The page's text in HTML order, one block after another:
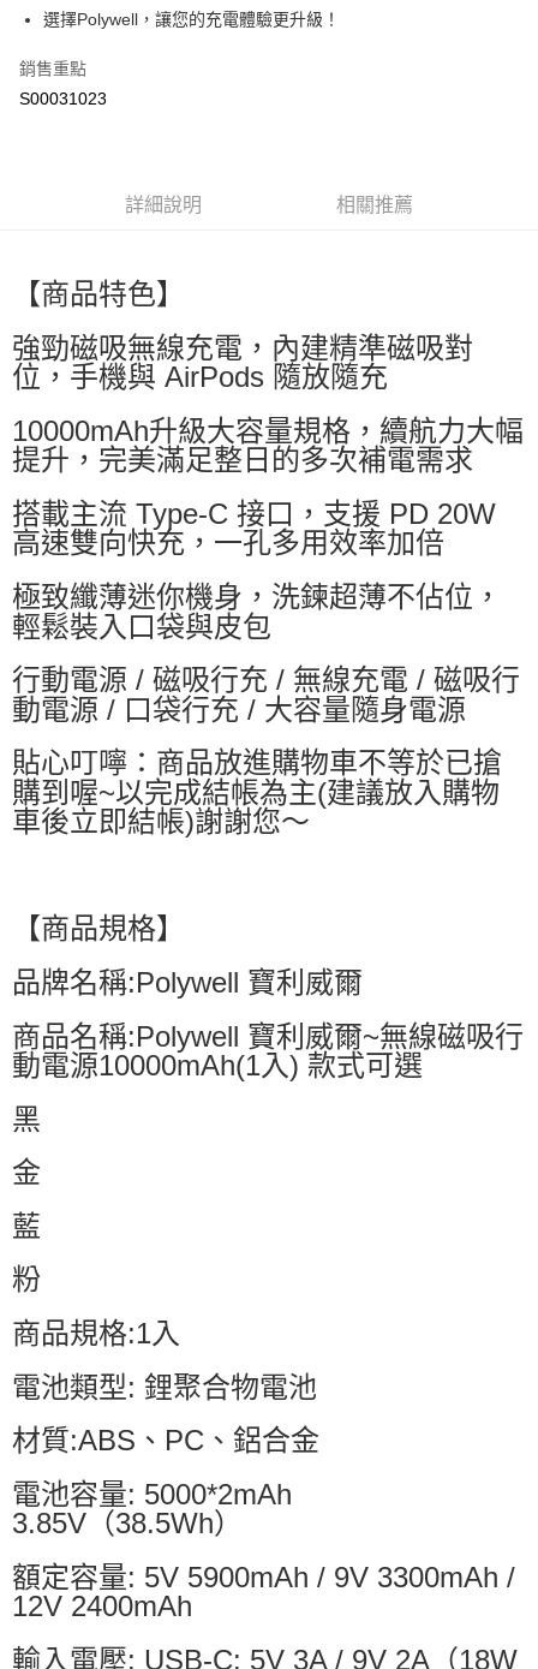
ATM付款
付款後全家取貨
萊爾富取貨付款
每筆NT$60，滿NT$599(含以上)免運費
付款後萊爾富取貨
每筆NT$60，滿NT$599(含以上)免運費
7-11付款取貨
每筆NT$60，滿NT$599(含以上)免運費
付款後7-11取貨
每筆NT$60，滿NT$599(含以上)免運費
宅配
每筆NT$80，滿NT$799(含以上)免運費
選擇Polywell，讓您的充電體驗更升級！
銷售重點
S00031023
詳細說明 相關推薦
【商品特色】
強勁磁吸無線充電，內建精準磁吸對
位，手機與 AirPods 隨放隨充
10000mAh升級大容量規格，續航力大幅
提升，完美滿足整日的多次補電需求
搭載主流 Type-C 接口，支援 PD 20W
高速雙向快充，一孔多用效率加倍
極致纖薄迷你機身，洗鍊超薄不佔位，
輕鬆裝入口袋與皮包
行動電源 / 磁吸行充 / 無線充電 / 磁吸行
動電源 / 口袋行充 / 大容量隨身電源
貼心叮嚀：商品放進購物車不等於已搶
購到喔~以完成結帳為主(建議放入購物
車後立即結帳)謝謝您～
【商品規格】
品牌名稱:Polywell 寶利威爾
商品名稱:Polywell 寶利威爾~無線磁吸行
動電源10000mAh(1入) 款式可選
黑
金
藍
粉
商品規格:1入
電池類型: 鋰聚合物電池
材質:ABS、PC、鋁合金
電池容量: 5000*2mAh
3.85V（38.5Wh）
額定容量: 5V 5900mAh / 9V 3300mAh /
12V 2400mAh
輸入電壓: USB-C: 5V 3A / 9V 2A（18W